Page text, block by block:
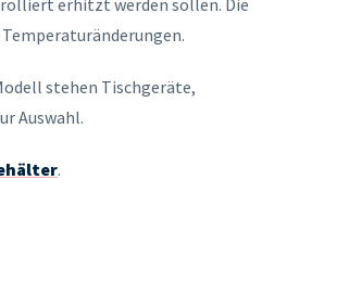
erhitzt werden sollen. Die
stehen Tischgeräte,
Auswahl.
.